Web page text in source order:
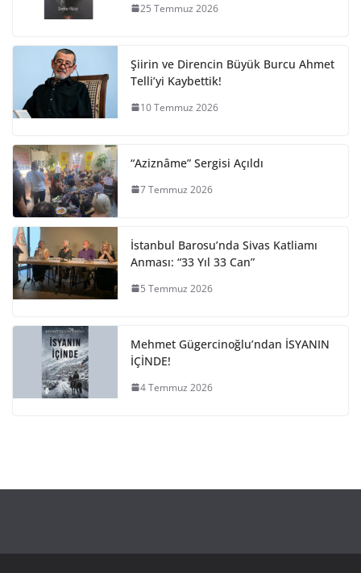
25 Temmuz 2026
Şiirin ve Direncin Büyük Burcu Ahmet
Telli’yi Kaybettik!
10 Temmuz 2026
“Aziznâme” Sergisi Açıldı
7 Temmuz 2026
İstanbul Barosu’nda Sivas Katliamı
Anması: “33 Yıl 33 Can”
5 Temmuz 2026
Mehmet Gügercinoğlu’ndan İSYANIN
İÇİNDE!
4 Temmuz 2026